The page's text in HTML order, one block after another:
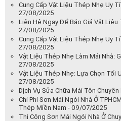
Cung Cấp Vật Liệu Thép Nhẹ Uy
27/08/2025
Liên Hệ Ngay Để Báo Giá Vật
27/08/2025
Cung Cấp Vật Liệu Thép Nhẹ Uy
27/08/2025
Vật Liệu Thép Nhẹ Làm Mái Nhà:
27/08/2025
Vật Liệu Thép Nhẹ: Lựa Chọn Tối
27/08/2025
Dịch Vụ Sửa Chữa Mái Tôn
Chi Phí Sơn Mái Ngói Nhà Ở
Thép Miền Nam - 09/07/2025
Thi Công Sơn Mái Ngói Nhà Ở